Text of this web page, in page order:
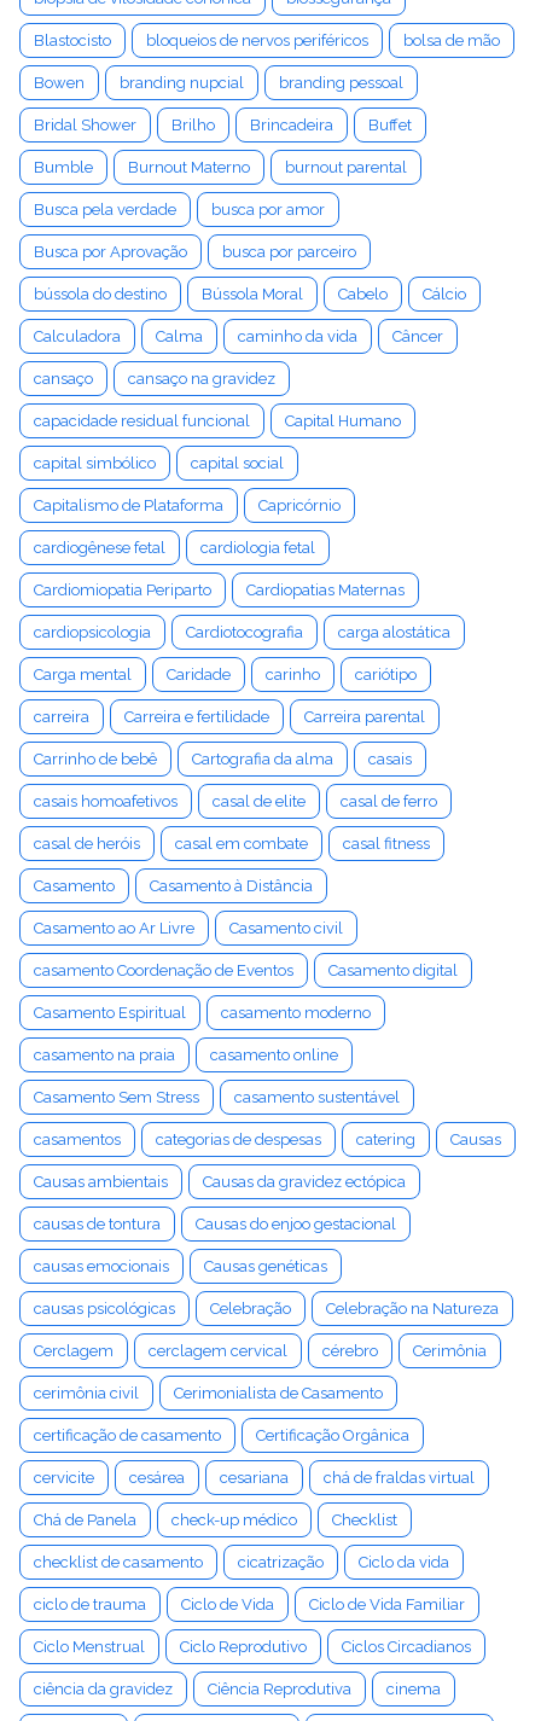
Blastocisto bloqueios de nervos periféricos bolsa de mão
Bowen branding nupcial branding pessoal
Bridal Shower Brilho Brincadeira Buffet
Bumble Burnout Materno burnout parental
Busca pela verdade busca por amor
Busca por Aprovação busca por parceiro
bússola do destino Bússola Moral Cabelo Cálcio
Calculadora Calma caminho da vida Câncer
cansaço cansaço na gravidez
capacidade residual funcional Capital Humano
capital simbólico capital social
Capitalismo de Plataforma Capricórnio
cardiogênese fetal cardiologia fetal
Cardiomiopatia Periparto Cardiopatias Maternas
cardiopsicologia Cardiotocografia carga alostática
Carga mental Caridade carinho cariótipo
carreira Carreira e fertilidade Carreira parental
Carrinho de bebê Cartografia da alma casais
casais homoafetivos casal de elite casal de ferro
casal de heróis casal em combate casal fitness
Casamento Casamento à Distância
Casamento ao Ar Livre Casamento civil
casamento Coordenação de Eventos Casamento digital
Casamento Espiritual casamento moderno
casamento na praia casamento online
Casamento Sem Stress casamento sustentável
casamentos categorias de despesas catering Causas
Causas ambientais Causas da gravidez ectópica
causas de tontura Causas do enjoo gestacional
causas emocionais Causas genéticas
causas psicológicas Celebração Celebração na Natureza
Cerclagem cerclagem cervical cérebro Cerimônia
cerimônia civil Cerimonialista de Casamento
certificação de casamento Certificação Orgânica
cervicite cesárea cesariana chá de fraldas virtual
Chá de Panela check-up médico Checklist
checklist de casamento cicatrização Ciclo da vida
ciclo de trauma Ciclo de Vida Ciclo de Vida Familiar
Ciclo Menstrual Ciclo Reprodutivo Ciclos Circadianos
ciência da gravidez Ciência Reprodutiva cinema